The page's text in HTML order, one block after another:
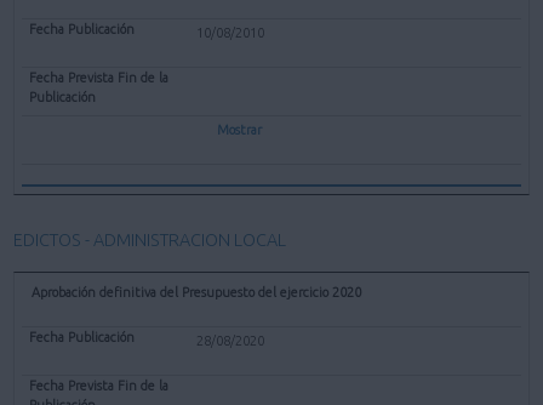
10/08/2010
Mostrar
EDICTOS - ADMINISTRACION LOCAL
Aprobación definitiva del Presupuesto del ejercicio 2020
28/08/2020